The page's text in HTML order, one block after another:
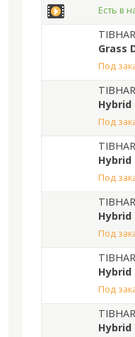
Есть в
TIBHAR
Grass
под
TIBHAR
Hybrid
под
TIBHAR
Hybrid
под
TIBHAR
Hybrid
под
TIBHAR
Hybrid
под
TIBHAR
Hybrid